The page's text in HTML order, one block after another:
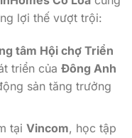
lợi thế vượt trội:
tâm Hội chợ Triển
triển của Đông Anh
sản tăng trưởng
tại Vincom, học tập